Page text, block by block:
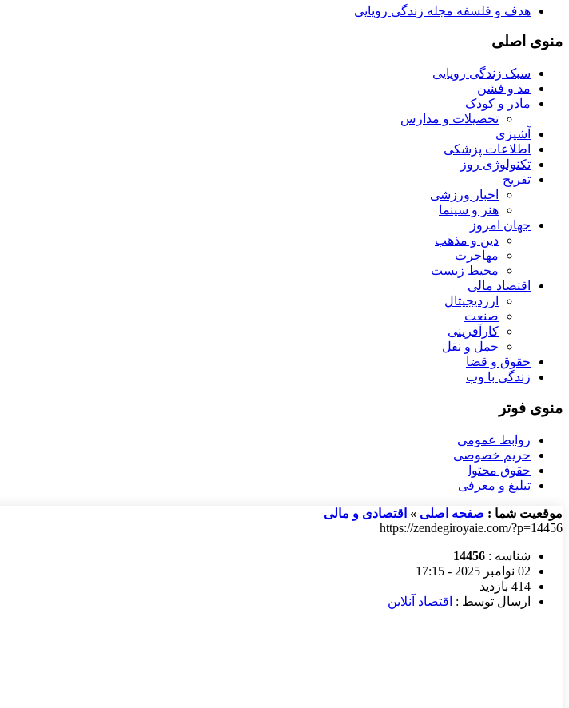
هدف و فلسفه مجله زندگی رویایی
منوی اصلی
سبک زندگی رویایی
مد و فشن
مادر و کودک
تحصیلات و مدارس
آشپزی
اطلاعات پزشکی
تکنولوژی روز
تفریح
اخبار ورزشی
هنر و سینما
جهان امروز
دین و مذهب
مهاجرت
محیط زیست
اقتصاد مالی
ارزدیجیتال
صنعت
کارآفرینی
حمل و نقل
حقوق و قضا
زندگی با وب
منوی فوتر
روابط عمومی
حریم خصوصی
حقوق محتوا
تبلیغ و معرفی
موقعیت شما : صفحه اصلی » اقتصادی و مالی
https://zendegiroyaie.com/?p=14456
شناسه : 14456
02 نوامبر 2025 - 17:15
414 بازدید
ارسال توسط : اقتصاد آنلاین